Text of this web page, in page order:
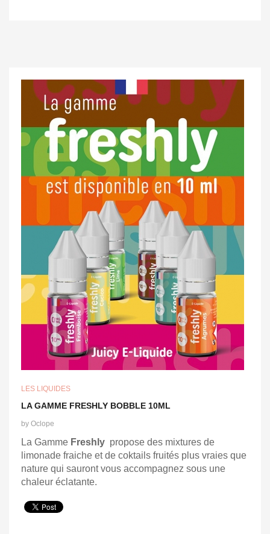
LES LIQUIDES
LA GAMME FRESHLY BOBBLE 10ML
by Oclope
La Gamme Freshly propose des mixtures de
limonade fraiche et de coktails fruités plus vraies que
nature qui sauront vous accompagnez sous une
chaleur éclatante.